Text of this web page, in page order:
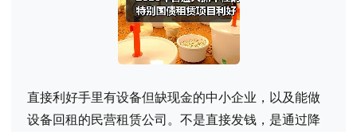
直接利好手里有设备但缺现金的中小企业，以及能做
设备回租的民营租赁公司。不是直接发钱，是通过降